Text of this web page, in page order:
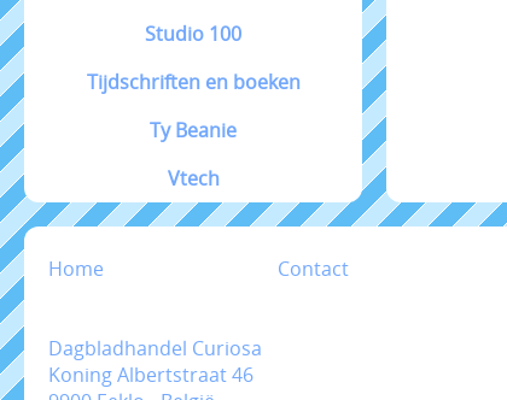
Studio 100
Tijdschriften en boeken
Ty Beanie
Vtech
Home Contact
Dagbladhandel Curiosa
Koning Albertstraat 46